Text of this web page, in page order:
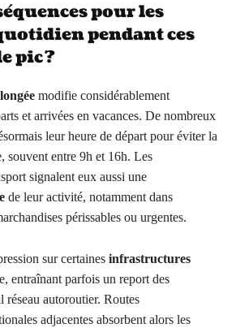
pour les
pendant ces
pic ?
modifie considérablement
et arrivées en vacances. De nombreux
leur heure de départ pour éviter la
souvent entre 9h et 16h. Les
signalent eux aussi une
de leur activité, notamment dans
périssables ou urgentes.
sur certaines infrastructures
entraînant parfois un report des
autoroutier. Routes
adjacentes absorbent alors les